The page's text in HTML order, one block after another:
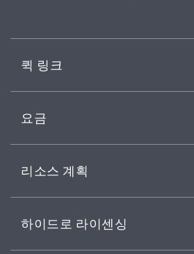
퀵 링크
요금
리소스 계획
하이드로 라이센싱